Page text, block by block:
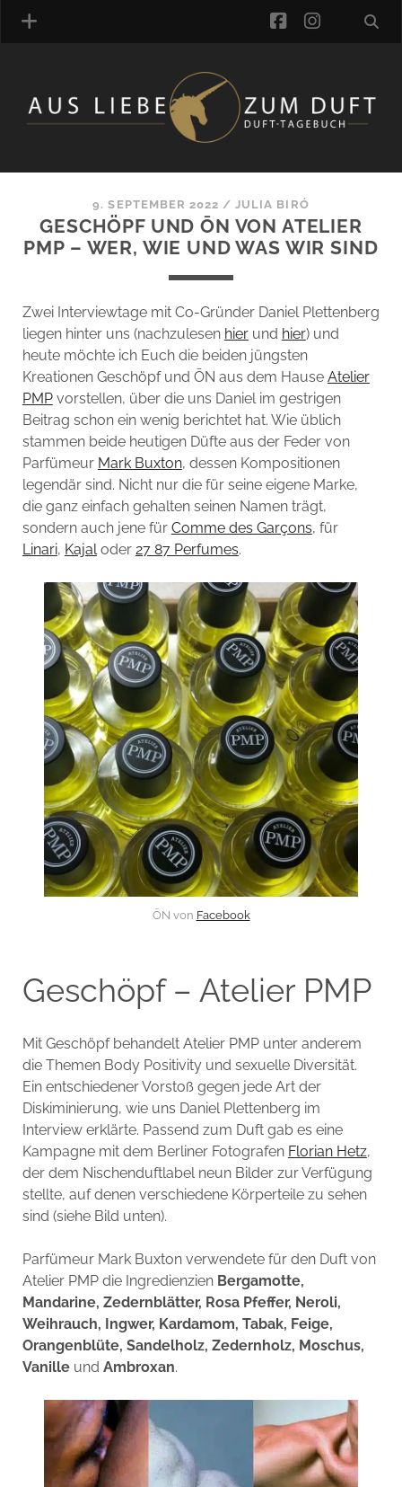
MANUFAKTUREN
DUFTNOTEN
KOMMENTARE
LINK-SAMMLUNG
ARTIKEL-ARCHIV
ONLINE-SHOP
DAS ALZD-TEAM
facebook
9. SEPTEMBER 2022 /JULIA BIRÓ
GESCHÖPF UND ŌN VON ATELIER
PMP – WER, WIE UND WAS WIR SIND
Zwei Interviewtage mit Co-Gründer Daniel Plettenberg
liegen hinter uns (nachzulesen hierund hier) und
heute möchte ich Euch die beiden jüngsten
Kreationen Geschöpf und ŌN aus dem Hause Atelier
PMPvorstellen, über die uns Daniel im gestrigen
Beitrag schon ein wenig berichtet hat. Wie üblich
stammen beide heutigen Düfte aus der Feder von
Parfümeur Mark Buxton, dessen Kompositionen
legendär sind. Nicht nur die für seine eigene Marke,
die ganz einfach gehalten seinen Namen trägt,
sondern auch jene für Comme des Garçons, für
Linari, Kajaloder 27 87 Perfumes.
ŌN von Facebook
Geschöpf – Atelier PMP
Mit Geschöpf behandelt Atelier PMP unter anderem
die Themen Body Positivity und sexuelle Diversität.
Ein entschiedener Vorstoß gegen jede Art der
Diskiminierung, wie uns Daniel Plettenberg im
Interview erklärte. Passend zum Duft gab es eine
Kampagne mit dem Berliner Fotografen Florian Hetz,
der dem Nischenduftlabel neun Bilder zur Verfügung
stellte, auf denen verschiedene Körperteile zu sehen
sind (siehe Bild unten).
Parfümeur Mark Buxton verwendete für den Duft von
Atelier PMP die Ingredienzien Bergamotte,
Mandarine, Zedernblätter, Rosa Pfeffer, Neroli,
Weihrauch, Ingwer, Kardamom, Tabak, Feige,
Orangenblüte, Sandelholz, Zedernholz, Moschus,
Vanilleund Ambroxan.